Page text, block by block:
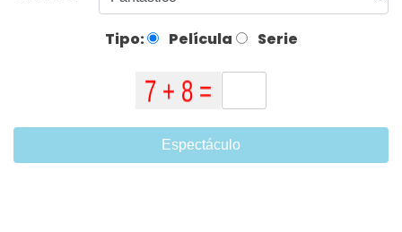
Tipo: Película Serie
Espectáculo